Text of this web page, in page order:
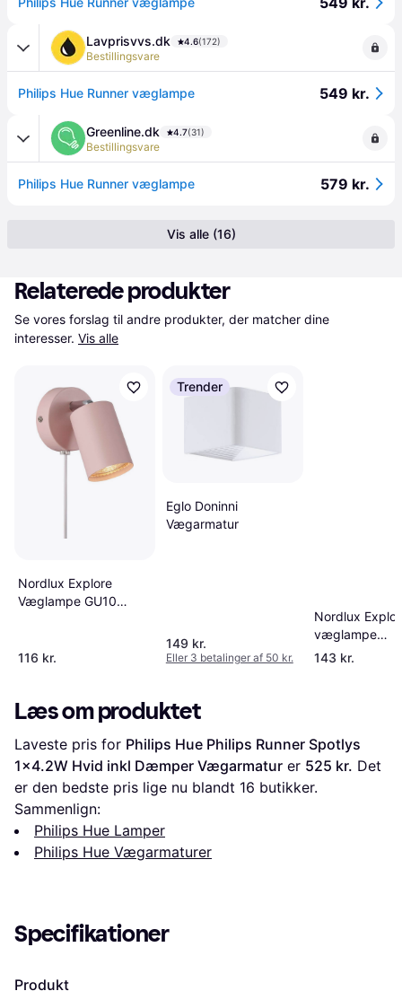
Lavprisvvs.dk 4.6(172)
Bestillingsvare
Philips Hue Runner væglampe 549 kr.
Greenline.dk 4.7(31)
Bestillingsvare
Philips Hue Runner væglampe 579 kr.
Vis alle (16)
Relaterede produkter
Se vores forslag til andre produkter, der matcher dine
interesser. Vis alle
Nordlux Explore
Væglampe GU10
116 kr.
Trender
Eglo Doninni
Vægarmatur
149 kr.
Eller 3 betalinger af 50 kr.
Nordlux
væglampe
Vægarmatur
143 kr.
Læs om produktet
Laveste pris for Philips Hue Philips Runner Spotlys
1x4.2W Hvid inkl Dæmper Vægarmatur er 525 kr. Det
er den bedste pris lige nu blandt 16 butikker.
Sammenlign:
Philips Hue Lamper
Philips Hue Vægarmaturer
Specifikationer
Produkt